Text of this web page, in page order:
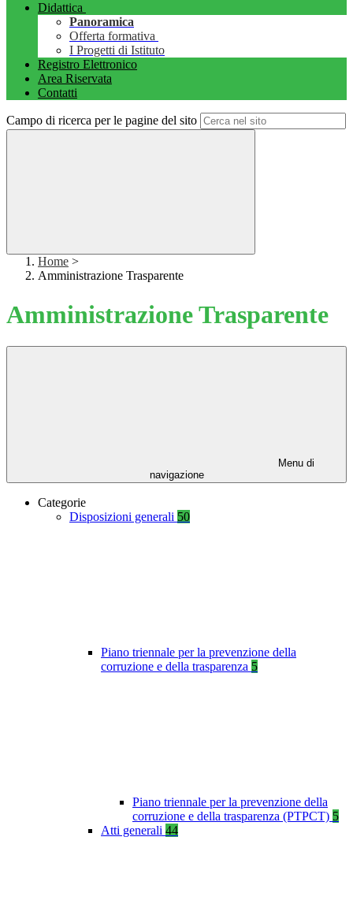
Didattica
Panoramica
Offerta formativa
I Progetti di Istituto
Registro Elettronico
Area Riservata
Contatti
Campo di ricerca per le pagine del sito
Home >
Amministrazione Trasparente
Amministrazione Trasparente
Menu di
navigazione
Categorie
Disposizioni generali 50
Piano triennale per la prevenzione della
corruzione e della trasparenza 5
Piano triennale per la prevenzione della
corruzione e della trasparenza (PTPCT) 5
Atti generali 44